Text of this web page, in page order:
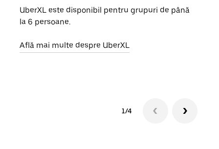
UberXL este disponibil pentru grupuri de până
la 6 persoane.
Află mai multe despre UberXL
1/4